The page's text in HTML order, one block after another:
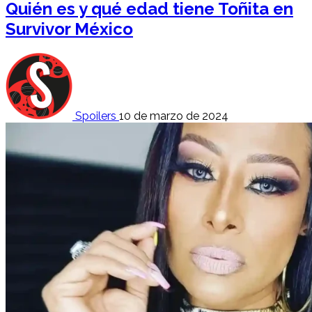
Quién es y qué edad tiene Toñita en
Survivor México
Spoilers 10 de marzo de 2024